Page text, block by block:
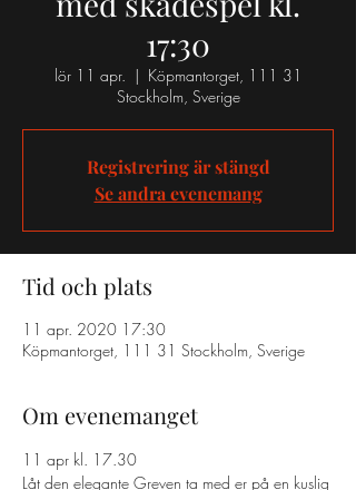
17:30
lör 11 apr.
  |
Köpmantorget, 111 31
Stockholm, Sverige
Registrering är stängd
Se andra evenemang
Tid och plats
11 apr. 2020 17:30
Köpmantorget, 111 31 Stockholm, Sverige
Om evenemanget
11 apr kl. 17.30
Låt den elegante Greven ta med er på en kuslig